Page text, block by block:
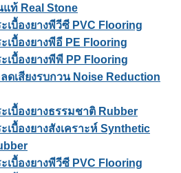
แท้ Real Stone
เบื้องยางพีวีซี PVC Flooring
เบื้องยางพีอี PE Flooring
เบื้องยางพีพี PP Flooring
ดเสียงรบกวน Noise Reduction
เบื้องยางธรรมชาติ Rubber
เบื้องยางสังเคราะห์ Synthetic
เบื้องยางพีวีซี PVC Flooring